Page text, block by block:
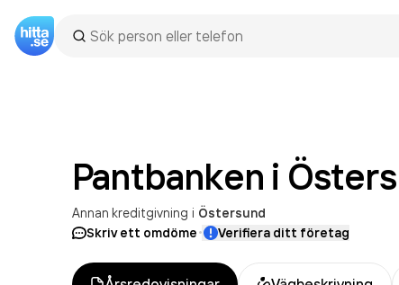
Pantbanken i
Annan kreditgivning i Östersund
Skriv ett omdöme· Verifiera ditt företag